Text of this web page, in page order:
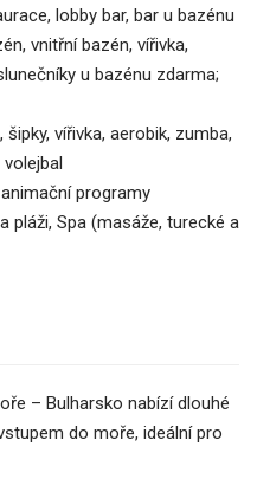
lobby bar, bar u bazénu
vnitřní bazén, vířivka,
u bazénu zdarma;
vířivka, aerobik, zumba,
programy
pláži, Spa (masáže, turecké a
– Bulharsko nabízí dlouhé
do moře, ideální pro